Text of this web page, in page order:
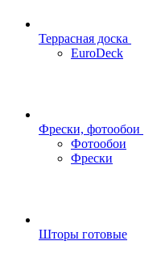
Террасная доска
EuroDeck
Фрески, фотообои
Фотообои
Фрески
Шторы готовые